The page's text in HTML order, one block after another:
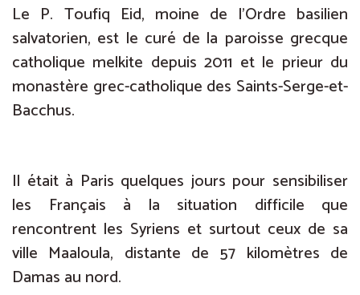
Le P. Toufiq Eid, moine de l’Ordre basilien
salvatorien, est le curé de la paroisse grecque
catholique melkite depuis 2011 et le prieur du
monastère grec-catholique des Saints-Serge-et-
Bacchus.
Il était à Paris quelques jours pour sensibiliser
les Français à la situation difficile que
rencontrent les Syriens et surtout ceux de sa
ville Maaloula, distante de 57 kilomètres de
Damas au nord.